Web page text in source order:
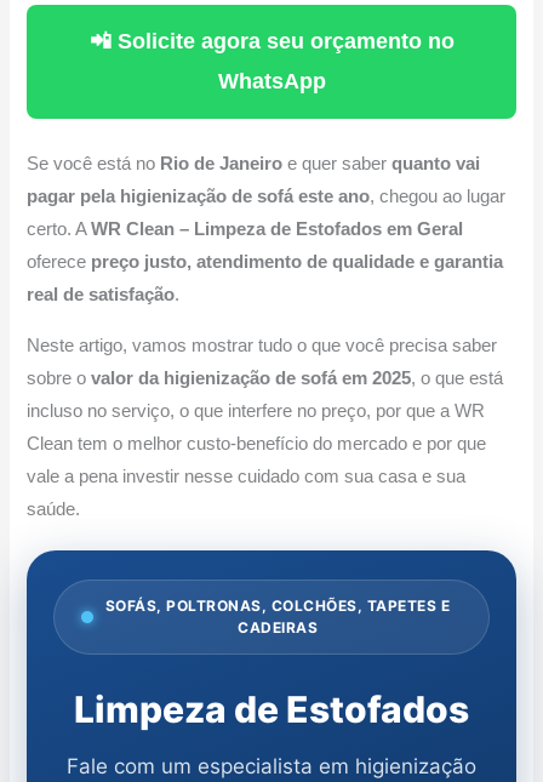
📲 Solicite agora seu orçamento no
WhatsApp
Se você está no Rio de Janeiro e quer saberquanto vai
pagar pela higienização de sofá este ano, chegou ao lugar
certo. AWR Clean – Limpeza de Estofados em Geral
oferece preço justo, atendimento de qualidade e garantia
real de satisfação.
Neste artigo, vamos mostrar tudo o que você precisa saber
sobre ovalor da higienização de sofá em 2025, o que está
incluso no serviço, o que interfere no preço, por que a WR
Clean tem o melhor custo-benefício do mercado e por que
vale a pena investir nesse cuidado com sua casa e sua
saúde.
SOFÁS, POLTRONAS, COLCHÕES, TAPETES E
CADEIRAS
Limpeza de Estofados
Fale com um especialista em higienização